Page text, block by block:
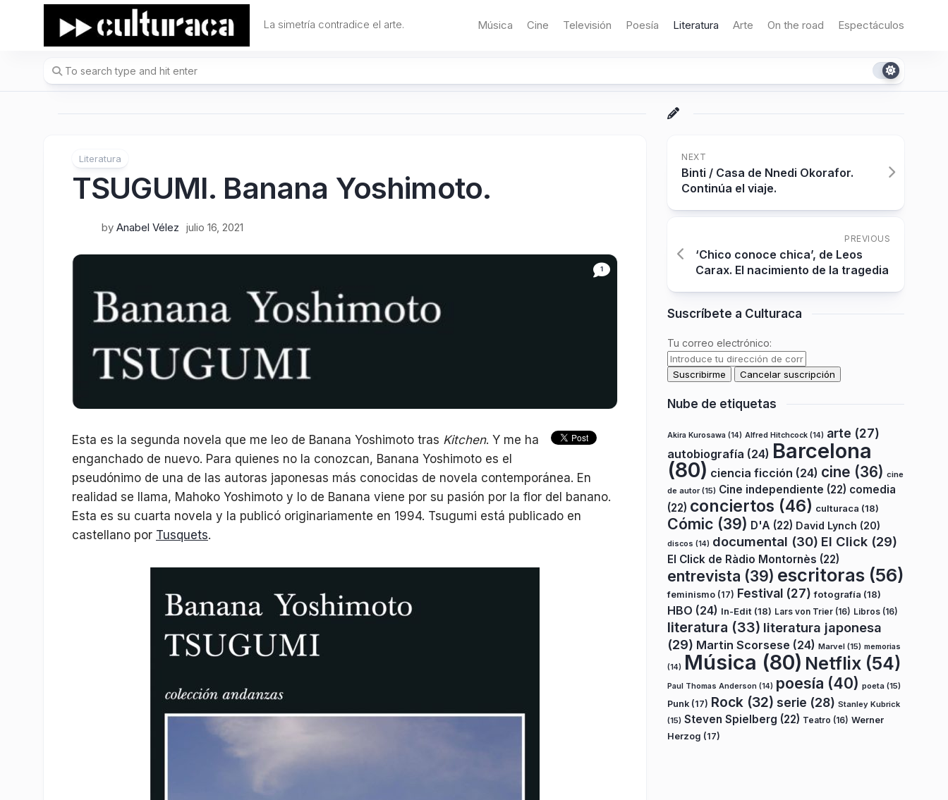
La simetría contradice el arte. Música Cine Televisión Poesía Literatura Arte On the road Espectáculos
Literatura
TSUGUMI. Banana Yoshimoto.
by Anabel Vélez julio 16, 2021
1
Esta es la segunda novela que me leo de Banana Yoshimoto tras Kitchen. Y me ha
enganchado de nuevo. Para quienes no la conozcan, Banana Yoshimoto es el
pseudónimo de una de las autoras japonesas más conocidas de novela contemporánea. En
realidad se llama, Mahoko Yoshimoto y lo de Banana viene por su pasión por la flor del banano.
Esta es su cuarta novela y la publicó originariamente en 1994. Tsugumi está publicado en
castellano por Tusquets.
NEXT
Binti / Casa de Nnedi Okorafor.
Continúa el viaje.
PREVIOUS
‘Chico conoce chica’, de Leos
Carax. El nacimiento de la tragedia
Suscríbete a Culturaca
Tu correo electrónico:
Nube de etiquetas
Akira Kurosawa (14) Alfred Hitchcock (14) arte (27)
autobiografía (24) Barcelona
(80) ciencia ficción (24) cine (36) cine
de autor(15) Cine independiente (22) comedia
(22) conciertos (46) culturaca (18)
Cómic (39) D'A (22) David Lynch (20)
discos (14) documental (30) El Click (29)
El Click de Ràdio Montornès (22)
entrevista (39) escritoras (56)
feminismo (17) Festival (27) fotografía (18)
HBO (24) In-Edit (18) Lars von Trier (16) Libros (16)
literatura (33) literatura japonesa
(29) Martin Scorsese (24) Marvel (15) memorias
(14) Música (80) Netflix (54)
Paul Thomas Anderson (14) poesía (40) poeta (15)
Punk (17) Rock (32) serie (28) Stanley Kubrick
(15) Steven Spielberg (22) Teatro (16) Werner
Herzog (17)